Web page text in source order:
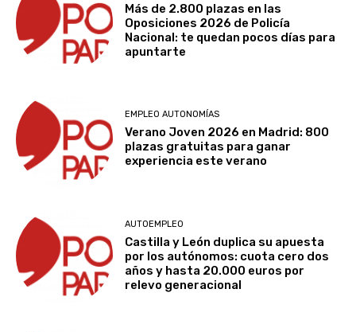
Más de 2.800 plazas en las
Oposiciones 2026 de Policía
Nacional: te quedan pocos días para
apuntarte
EMPLEO AUTONOMÍAS
Verano Joven 2026 en Madrid: 800
plazas gratuitas para ganar
experiencia este verano
AUTOEMPLEO
Castilla y León duplica su apuesta
por los autónomos: cuota cero dos
años y hasta 20.000 euros por
relevo generacional